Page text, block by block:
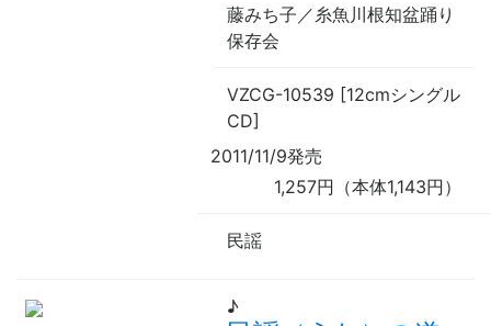
藤みち子／糸魚川根知盆踊り
保存会
VZCG-10539 [12cmシングル
CD]
2011/11/9発売
1,257円（本体1,143円）
民謡
♪